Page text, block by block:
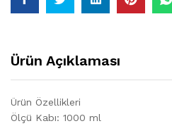
Ürün Açıklaması
Ürün Özellikleri
Ölçü Kabı: 1000 ml